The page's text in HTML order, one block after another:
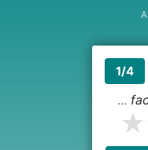
1/4
...